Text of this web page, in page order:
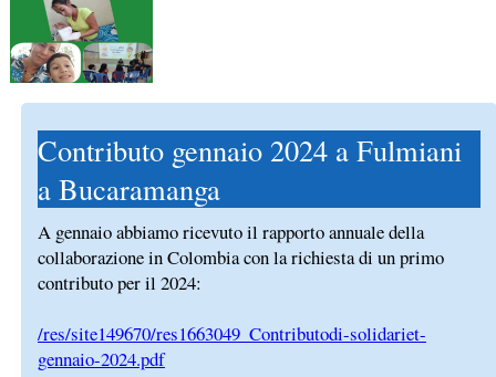
Contributo gennaio 2024 a Fulmiani
a Bucaramanga
A gennaio abbiamo ricevuto il rapporto annuale della
collaborazione in Colombia con la richiesta di un primo
contributo per il 2024:
/res/site149670/res1663049_Contributodi-solidariet-
gennaio-2024.pdf